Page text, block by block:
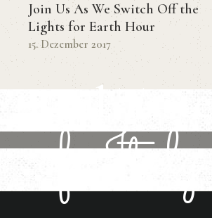
Join Us As We Switch Off the
Lights for Earth Hour
15. Dezember 2017
Real Taste
of Italy